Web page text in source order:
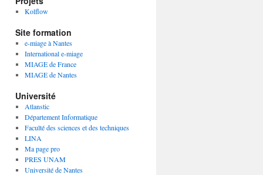
Kolflow
Site formation
e-miage à Nantes
International e-miage
MIAGE de France
MIAGE de Nantes
Université
Atlanstic
Département Informatique
Faculté des sciences et des techniques
LINA
Ma page pro
PRES UNAM
Université de Nantes